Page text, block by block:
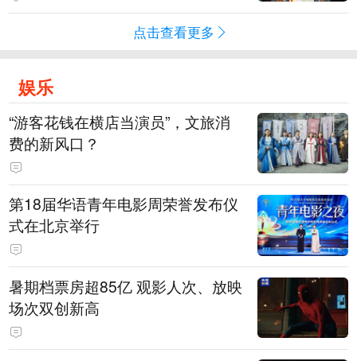
点击查看更多
娱乐
“游客花钱在横店当演员”，文旅消
费的新风口？
第18届华语青年电影周荣誉发布仪
式在北京举行
暑期档票房超85亿 观影人次、放映
场次双创新高